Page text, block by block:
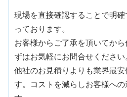
現場を直接確認することで明
っております。
お客様からご了承を頂いてか
ずはお気軽にお問合せください
他社のお見積りよりも業界最安
す。コストを減らしお客様への